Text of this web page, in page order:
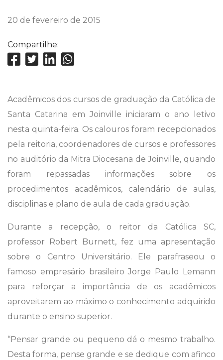
20 de fevereiro de 2015
Compartilhe:
Acadêmicos dos cursos de graduação da Católica de
Santa Catarina em Joinville iniciaram o ano letivo
nesta quinta-feira. Os calouros foram recepcionados
pela reitoria, coordenadores de cursos e professores
no auditório da Mitra Diocesana de Joinville, quando
foram repassadas informações sobre os
procedimentos acadêmicos, calendário de aulas,
disciplinas e plano de aula de cada graduação.
Durante a recepção, o reitor da Católica SC,
professor Robert Burnett, fez uma apresentação
sobre o Centro Universitário. Ele parafraseou o
famoso empresário brasileiro Jorge Paulo Lemann
para reforçar a importância de os acadêmicos
aproveitarem ao máximo o conhecimento adquirido
durante o ensino superior.
“Pensar grande ou pequeno dá o mesmo trabalho.
Desta forma, pense grande e se dedique com afinco